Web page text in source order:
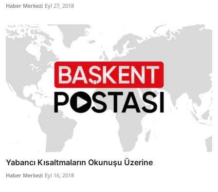
Haber Merkezi Eyl 27, 2018
Yabancı Kısaltmaların Okunuşu Üzerine
Haber Merkezi Eyl 16, 2018